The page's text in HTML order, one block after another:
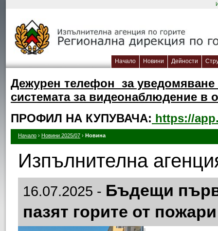
Начало Новини Дейности
Дежурен телефон за
системата за видеонаблюдение в
ПРОФИЛ НА КУПУВАЧА: https://
Начало › Новини 2025/07 › Новина
Изпълнителна
16.07.2025 - Бъдещи
пазят горите от пожари